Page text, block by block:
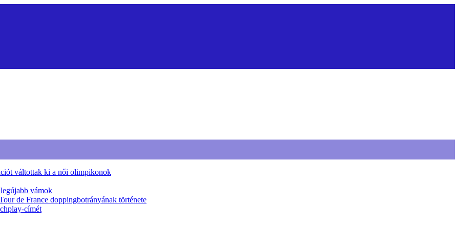
váltottak ki a női olimpikonok
vámok
de France doppingbotrányának története
címét